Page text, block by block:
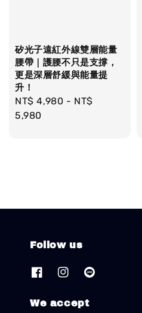
矽光子遠紅外線雙層能量
腰帶｜護腰不只是支撐，
更是深層舒緩與能量提
升！
Regular
price
NT$ 4,980 - NT$
5,980
Follow us
We accept